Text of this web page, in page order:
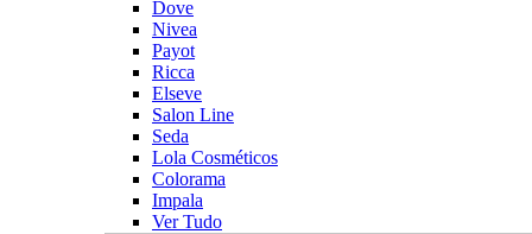
Dove
Nivea
Payot
Ricca
Elseve
Salon Line
Seda
Lola Cosméticos
Colorama
Impala
Ver Tudo